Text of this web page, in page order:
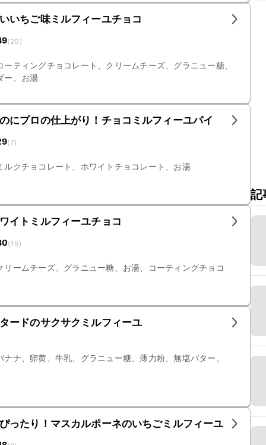
いちご味ミルフィーユチョコ
(20 )
ティングチョコレート、クリームチーズ、グラニュー糖、
ー、お湯
にプロの仕上がり！チョコミルフィーユパイ
(7)
ルクチョコレート、ホワイトチョコレート、お湯
イトミルフィーユチョコ
(15)
リームチーズ、グラニュー糖、お湯、コーティングチョコ
ードのサクサクミルフィーユ
ナ、卵黄、牛乳、グラニュー糖、薄力粉、無塩バター、
ったり！マスカルポーネのいちごミルフィーユ
記